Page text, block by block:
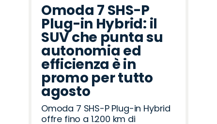
Omoda 7 SHS-P
Plug-in Hybrid: il
SUV che punta su
autonomia ed
efficienza è in
promo per tutto
agosto
Omoda 7 SHS-P Plug-in Hybrid
offre fino a 1.200 km di